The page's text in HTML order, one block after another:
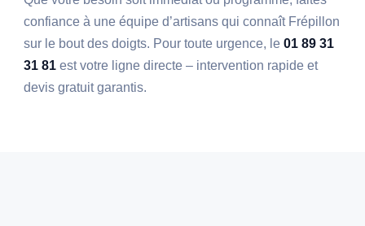
confiance à une équipe d’artisans qui connaît Frépillon
sur le bout des doigts. Pour toute urgence, le01 89 31
31 81 est votre ligne directe – intervention rapide et
devis gratuit garantis.